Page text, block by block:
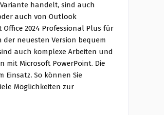
handelt, sind auch
auch von Outlook
2024 Professional Plus für
neuesten Version bequem
auch komplexe Arbeiten und
mit Microsoft PowerPoint. Die
So können Sie
Möglichkeiten zur